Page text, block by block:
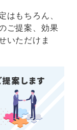
はもちろん、
ご提案、効果
いただけま